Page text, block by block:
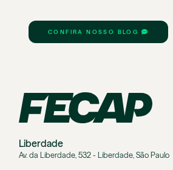
CONFIRA NOSSO BLOG
Liberdade
Av. da Liberdade, 532 - Liberdade, São Paulo